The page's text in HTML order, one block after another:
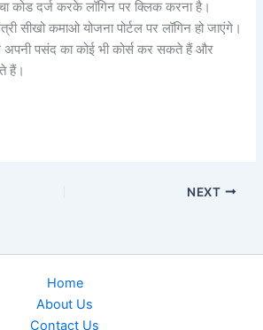
कोड दर्ज करके लॉगिन पर क्लिक करना है।
सीखो कमाओ योजना पोर्टल पर लॉगिन हो जाएंगे।
पसंद का कोई भी कोर्स कर सकते हैं और
हैं।
NEXT
Home
About Us
Contact Us